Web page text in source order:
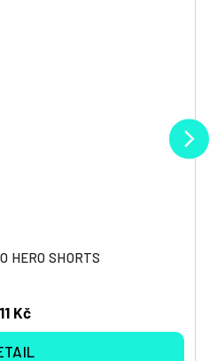
HERO SHORTS
Kč